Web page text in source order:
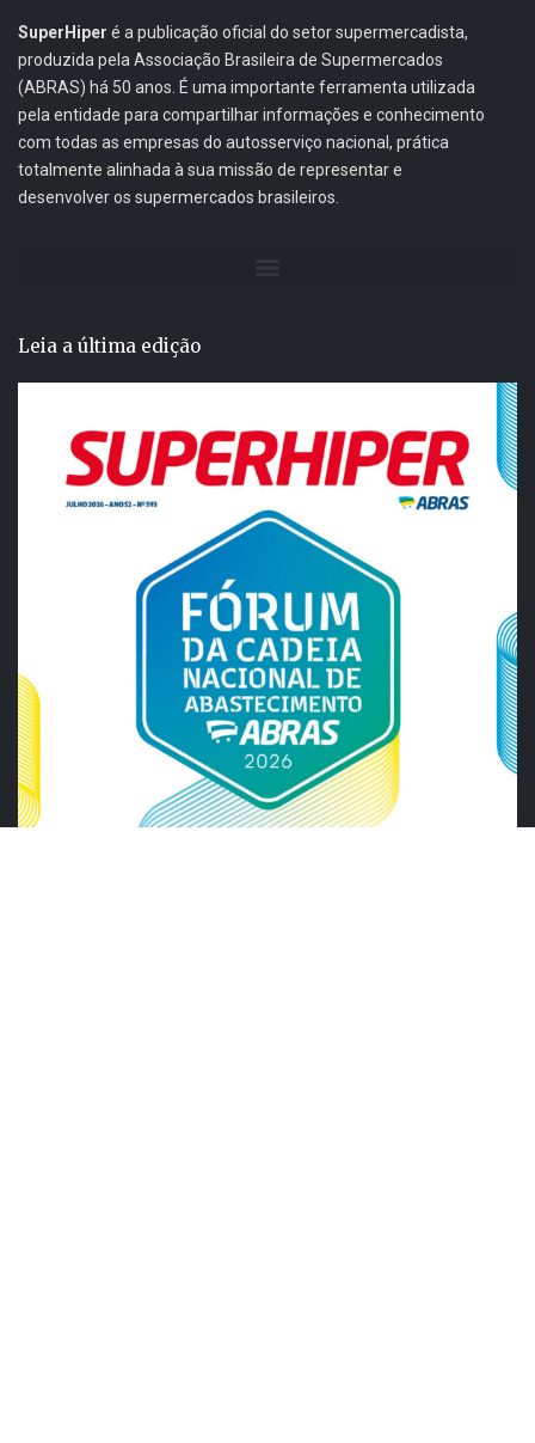
SuperHiper é a publicação oficial do setor supermercadista,
produzida pela Associação Brasileira de Supermercados
(ABRAS) há 50 anos. É uma importante ferramenta utilizada
pela entidade para compartilhar informações e conhecimento
com todas as empresas do autosserviço nacional, prática
totalmente alinhada à sua missão de representar e
desenvolver os supermercados brasileiros.
Leia a última edição